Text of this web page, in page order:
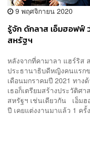
9 พฤศจิกายน 2020
รู้จัก ดักลาส เอ็มฮอฟฟ์
สหรัฐฯ
หลังจากที่คามาลา แฮร์ริส
ประธานาธิบดีหญิงคนแรกข
เดือนมกราคมปี 2021 ทาง
เธอก็เตรียมสร้างประวัติศ
สหรัฐฯ เช่นเดียวกัน เอ็ม
ปี เคยแต่งงานมาแล้ว 1 ครั้